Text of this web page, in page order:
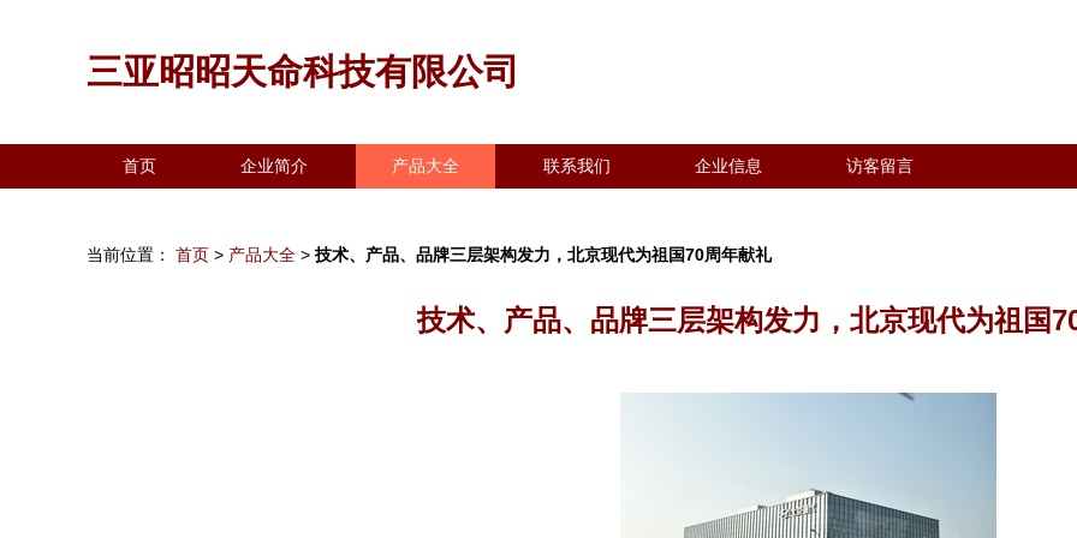
三亚昭昭天命科技有限公司
首页 企业简介 产品大全 联系我们 企业信息 访客留言
当前位置： 首页 > 产品大全 > 技术、产品、品牌三层架构发力，北京现代为祖国70周年献礼
技术、产品、品牌三层架构发力，北京现代为祖国